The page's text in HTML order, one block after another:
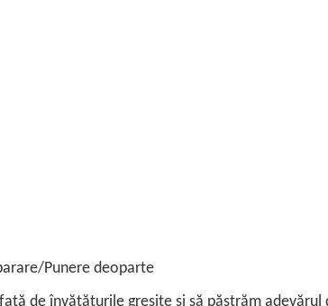
Punere deoparte
de învăţăturile greşite şi să păstrăm